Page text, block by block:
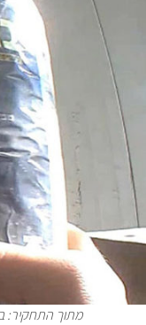
מתוך התחקיר: